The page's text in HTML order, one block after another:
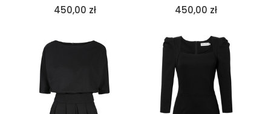
450,00 zł 450,00 zł